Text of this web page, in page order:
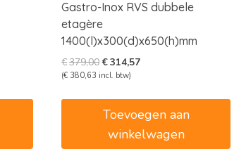
Gastro-Inox RVS dubbele
etagère
1400(l)x300(d)x650(h)mm
€379,00Oorspronkelijke
prijs
€314,57Huidige
(€ 380,63 incl. btw)
Toevoegen aan
winkelwagen